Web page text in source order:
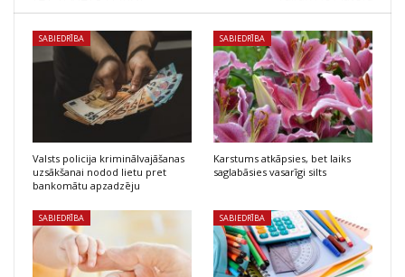
SABIEDRĪBA
Valsts policija kriminālvajāšanas
uzsākšanai nodod lietu pret
bankomātu apzadzēju
SABIEDRĪBA
Karstums atkāpsies, bet laiks
saglabāsies vasarīgi silts
SABIEDRĪBA SABIEDRĪBA